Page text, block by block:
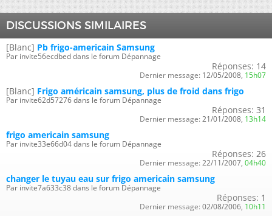
DISCUSSIONS SIMILAIRES
[Blanc] Pb frigo-americain Samsung
Par invite56ecdbed dans le forum Dépannage
Réponses: 14
Dernier message: 12/05/2008, 15h07
[Blanc] Frigo américain samsung, plus de froid dans frigo
Par invite62d57276 dans le forum Dépannage
Réponses: 31
Dernier message: 21/01/2008, 13h14
frigo americain samsung
Par invite33e66d04 dans le forum Dépannage
Réponses: 26
Dernier message: 22/11/2007, 04h40
changer le tuyau eau sur frigo americain samsung
Par invite7a633c38 dans le forum Dépannage
Réponses: 1
Dernier message: 02/08/2006, 10h11